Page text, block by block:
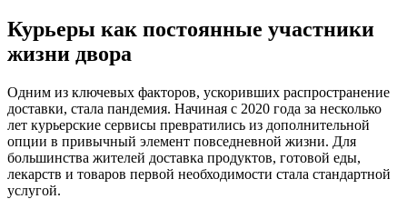
Курьеры как постоянные участники
жизни двора
Одним из ключевых факторов, ускоривших распространение
доставки, стала пандемия. Начиная с 2020 года за несколько
лет курьерские сервисы превратились из дополнительной
опции в привычный элемент повседневной жизни. Для
большинства жителей доставка продуктов, готовой еды,
лекарств и товаров первой необходимости стала стандартной
услугой.